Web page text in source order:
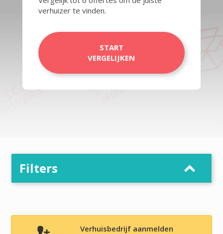
verhuizer te vinden.
START
VERGELIJKEN
Filters
Verhuisbedrijf aanmelden